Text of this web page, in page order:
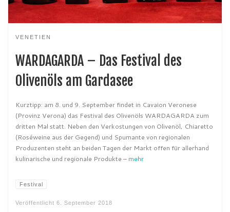
VENETIEN
WARDAGARDA – Das Festival des
Olivenöls am Gardasee
Kurztipp: am 8. und 9. September findet in Cavaion Veronese
(Provinz Verona) das Festival des Olivenöls WARDAGARDA zum
dritten Mal statt. Neben den Verkostungen von Olivenöl, Chiaretto
(Roséweine aus der Gegend) und Spumante von regionalen
Produzenten steht an beiden Tagen der Markt offen für allerhand
kulinarische und regionale Produkte – mehr
Festival
Veröffentlicht 6. September 2018